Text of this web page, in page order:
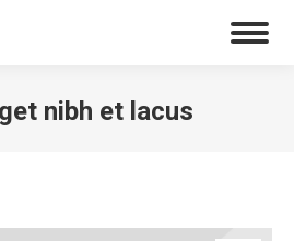
nibh et lacus